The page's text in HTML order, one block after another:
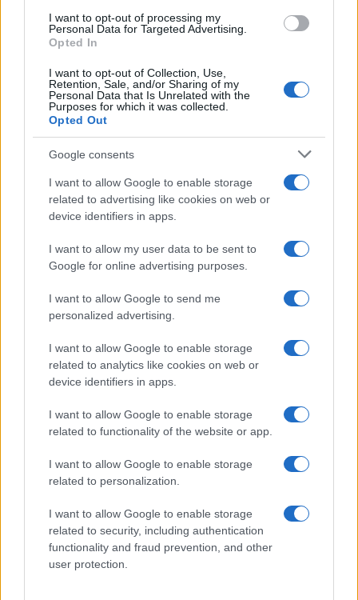
I want to opt-out of processing my
Personal Data for Targeted Advertising.
Opted In
I want to opt-out of Collection, Use,
Retention, Sale, and/or Sharing of my
Personal Data that Is Unrelated with the
Purposes for which it was collected.
Opted Out
Google consents
I want to allow Google to enable storage
related to advertising like cookies on web or
device identifiers in apps.
I want to allow my user data to be sent to
Google for online advertising purposes.
I want to allow Google to send me
personalized advertising.
I want to allow Google to enable storage
related to analytics like cookies on web or
device identifiers in apps.
I want to allow Google to enable storage
related to functionality of the website or app.
I want to allow Google to enable storage
related to personalization.
I want to allow Google to enable storage
related to security, including authentication
functionality and fraud prevention, and other
user protection.
Condividi l'articolo
F
a
ce
b
o
o
k
T
w
it
te
r
n
te
re
st
h
at
s
p
p
h
a
re
Articolo precedente
NOTIZIE RECENTI
Controlli rafforzati in Costa Smeralda, 20
arresti e 135 denunce
Tre milioni di euro dalla Provincia Gallura per
Incidente sulla provinciale 125, paura tra Olbia e
un ferito
Sangue, musica e solidarietà con Avis Olbia al
Delta Center